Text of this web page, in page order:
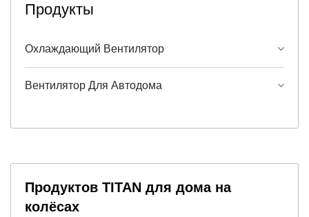
Продукты
Охлаждающий Вентилятор
Вентилятор Для Автодома
Продуктов TITAN для дома на
колёсах